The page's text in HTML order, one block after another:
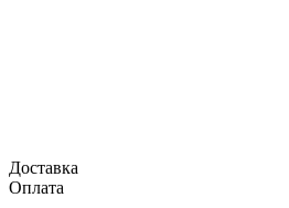
Доставка
Оплата